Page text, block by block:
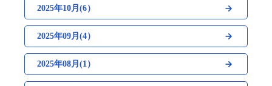
2025年10月(6）
2025年09月(4）
2025年08月(1）